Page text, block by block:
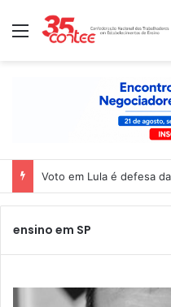
Menu
Voto em Lula é defesa
ensino em SP